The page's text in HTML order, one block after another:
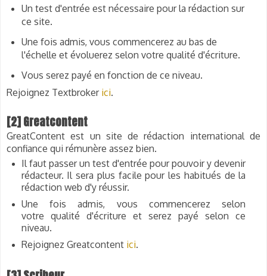
Un test d'entrée est nécessaire pour la rédaction sur
ce site.
Une fois admis, vous commencerez au bas de
l'échelle et évoluerez selon votre qualité d'écriture.
Vous serez payé en fonction de ce niveau.
Rejoignez Textbroker ici.
[2] Greatcontent
GreatContent est un site de rédaction international de
confiance qui rémunère assez bien.
Il faut passer un test d'entrée pour pouvoir y devenir
rédacteur. Il sera plus facile pour les habitués de la
rédaction web d'y réussir.
Une fois admis, vous commencerez selon
votre qualité d'écriture et serez payé selon ce
niveau.
Rejoignez Greatcontent ici.